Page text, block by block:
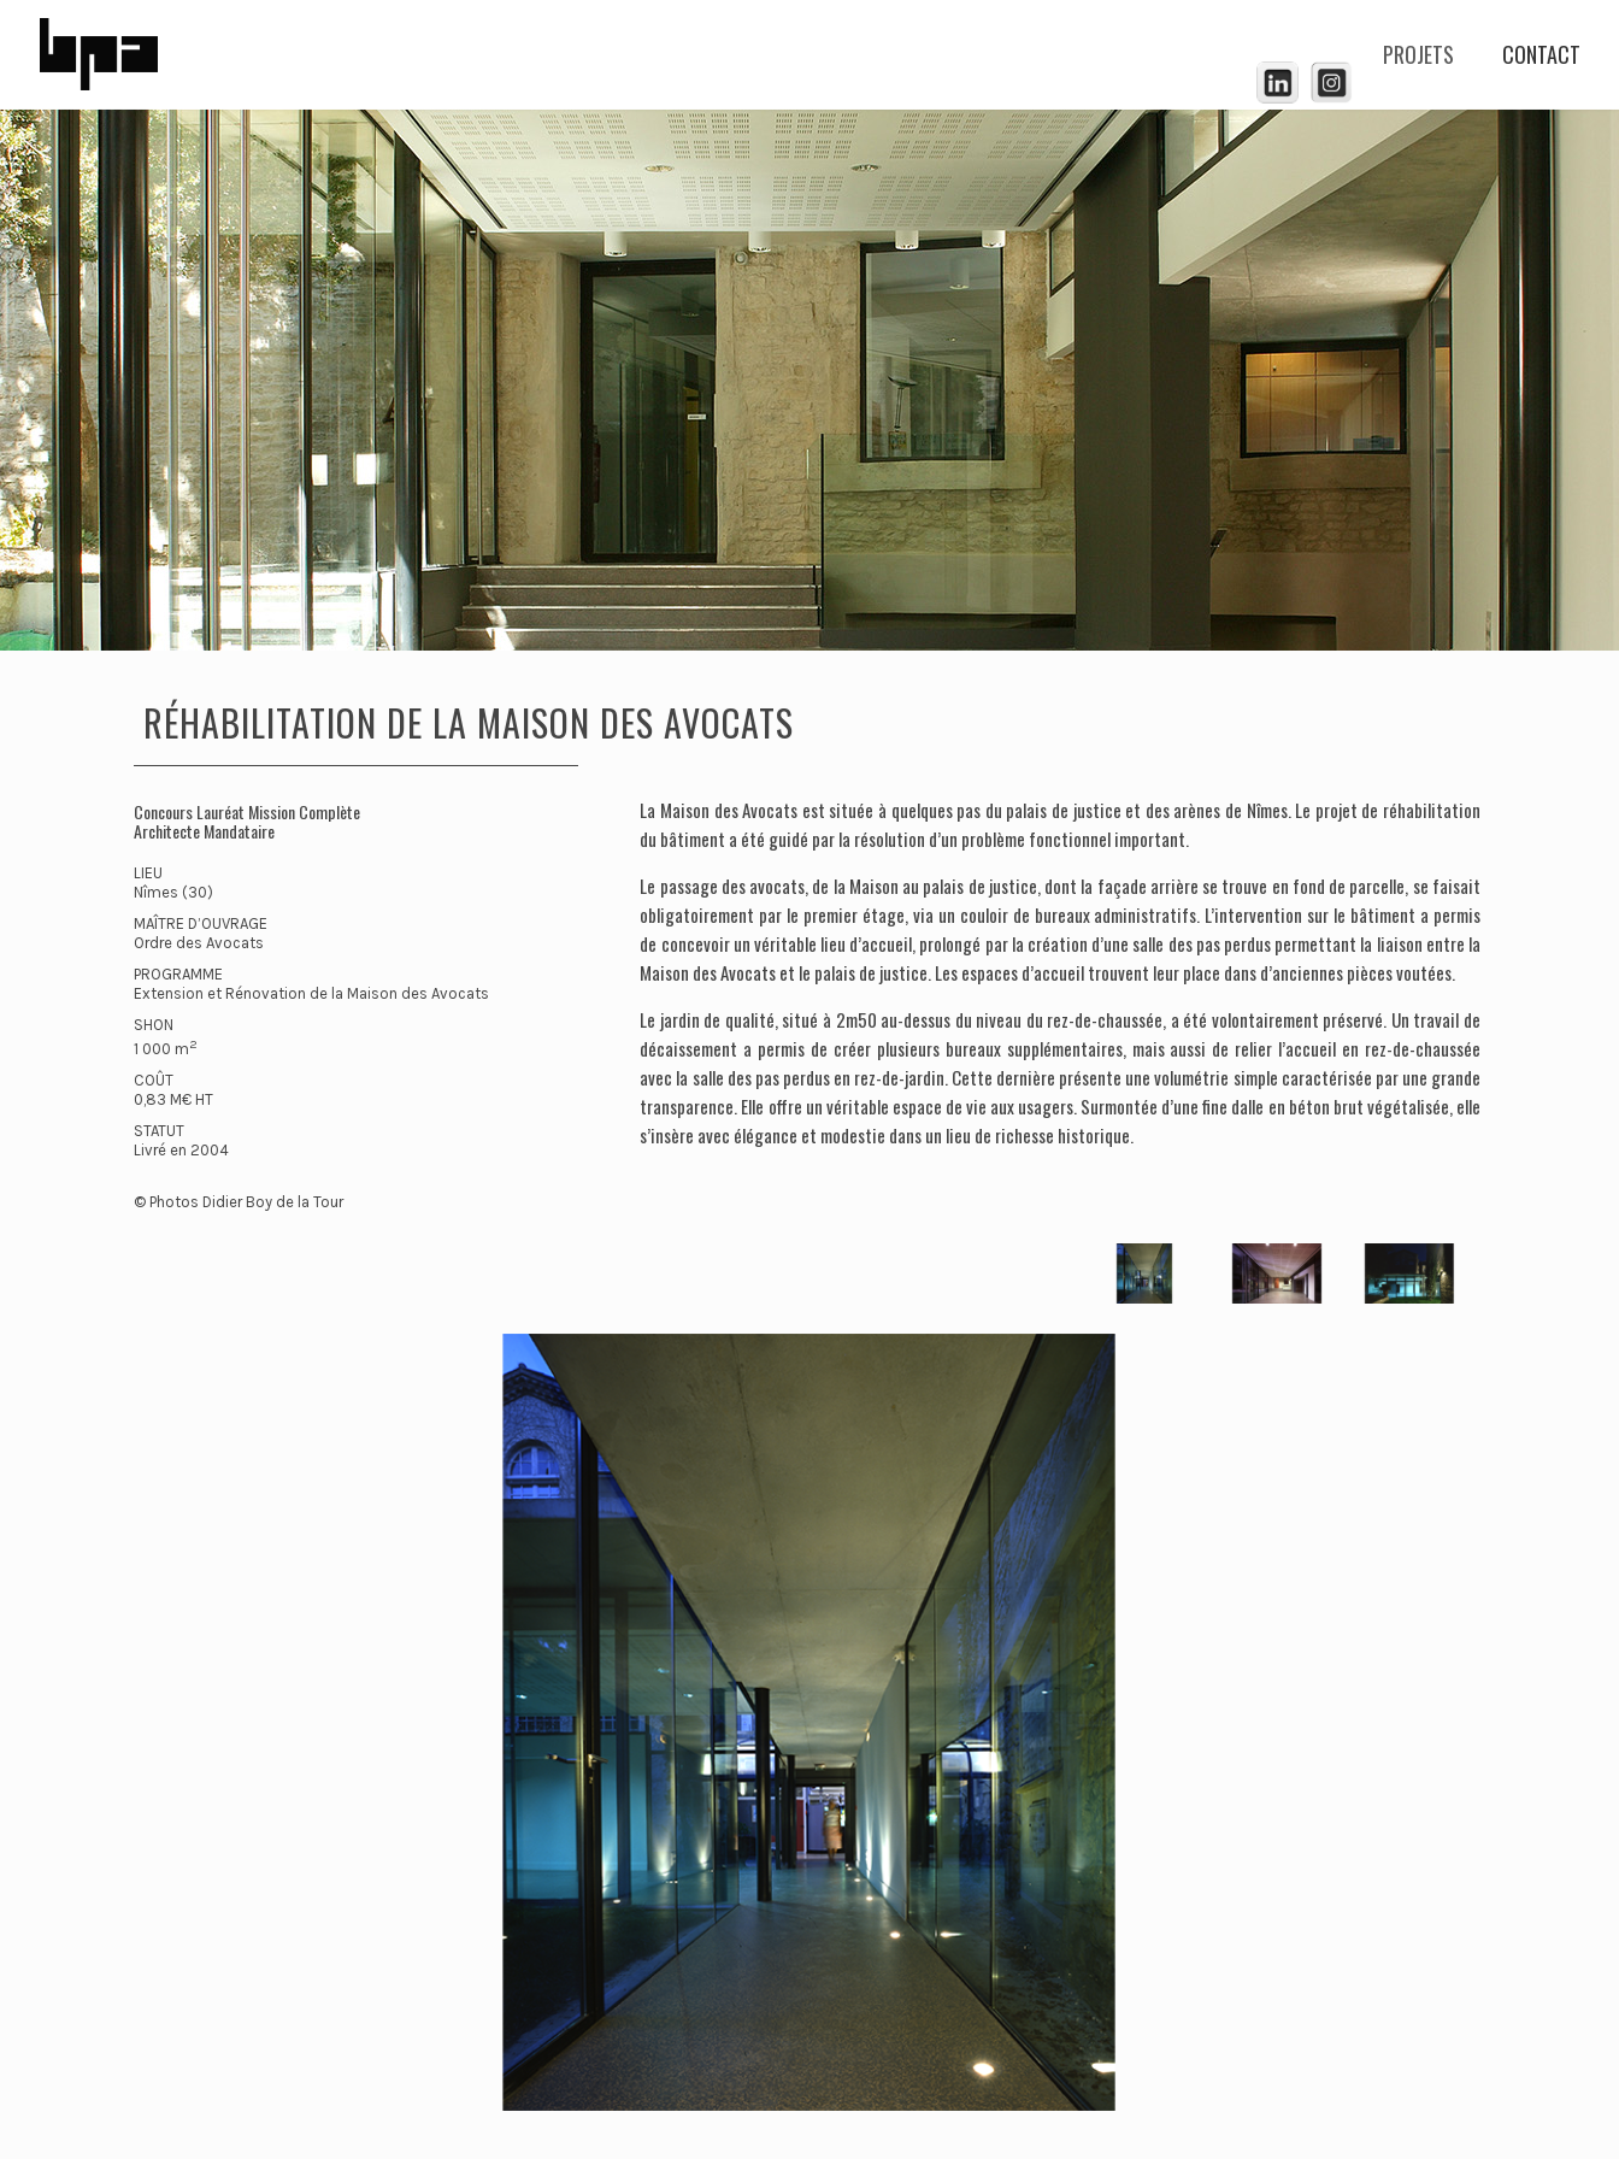
PROJETS CONTACT
RÉHABILITATION DE LA MAISON DES AVOCATS
Concours Lauréat Mission Complète
Architecte Mandataire
LIEU
Nîmes (30)
MAÎTRE D’OUVRAGE
Ordre des Avocats
PROGRAMME
Extension et Rénovation de la Maison des Avocats
SHON
1 000 m2
COÛT
0,83 M€ HT
STATUT
Livré en 2004
© Photos Didier Boy de la Tour
La Maison des Avocats est située à quelques pas du palais de justice et des arènes de Nîmes. Le projet de réhabilitation
du bâtiment a été guidé par la résolution d’un problème fonctionnel important.
Le passage des avocats, de la Maison au palais de justice, dont la façade arrière se trouve en fond de parcelle, se faisait
obligatoirement par le premier étage, via un couloir de bureaux administratifs. L’intervention sur le bâtiment a permis
de concevoir un véritable lieu d’accueil, prolongé par la création d’une salle des pas perdus permettant la liaison entre la
Maison des Avocats et le palais de justice. Les espaces d’accueil trouvent leur place dans d’anciennes pièces voutées.
Le jardin de qualité, situé à 2m50 au-dessus du niveau du rez-de-chaussée, a été volontairement préservé. Un travail de
décaissement a permis de créer plusieurs bureaux supplémentaires, mais aussi de relier l’accueil en rez-de-chaussée
avec la salle des pas perdus en rez-de-jardin. Cette dernière présente une volumétrie simple caractérisée par une grande
transparence. Elle offre un véritable espace de vie aux usagers. Surmontée d’une fine dalle en béton brut végétalisée, elle
s’insère avec élégance et modestie dans un lieu de richesse historique.